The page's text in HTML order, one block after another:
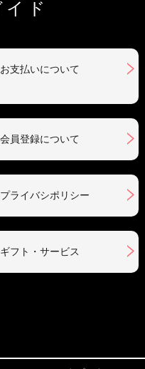
ド
お支払いについて
会員登録について
プライバシポリシー
ギフト・サービス